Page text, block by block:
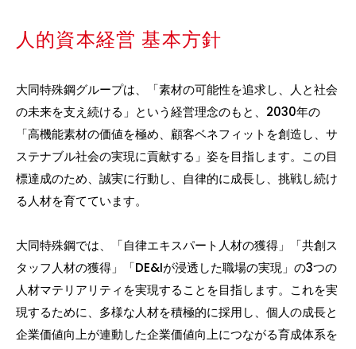
人的資本経営 基本方針
大同特殊鋼グループは、「素材の可能性を追求し、人と社会
の未来を支え続ける」という経営理念のもと、2030年の
「高機能素材の価値を極め、顧客ベネフィットを創造し、サ
ステナブル社会の実現に貢献する」姿を目指します。この目
標達成のため、誠実に行動し、自律的に成長し、挑戦し続け
る人材を育てています。
大同特殊鋼では、「自律エキスパート人材の獲得」「共創ス
タッフ人材の獲得」「DE&Iが浸透した職場の実現」の3つの
人材マテリアリティを実現することを目指します。これを実
現するために、多様な人材を積極的に採用し、個人の成長と
企業価値向上が連動した企業価値向上につながる育成体系を